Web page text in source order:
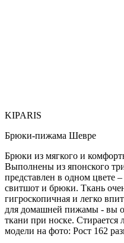
KIPARIS
Брюки-пижама Шевре
Брюки из мягкого и
Выполнены из японского
представлен в одном цвете
свитшот и брюки. Ткань
гигроскопичная и легко
для домашней пижамы - вы
ткани при носке. Стирается
модели на фото: Рост 162